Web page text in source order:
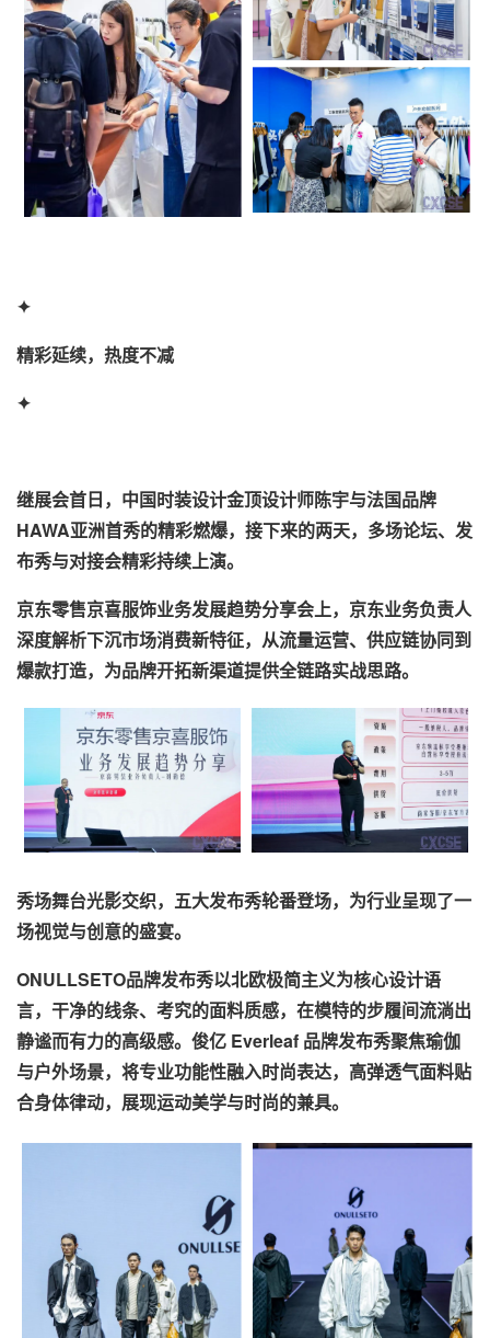
✦
精彩延续，热度不减
✦
继展会首日，中国时装设计金顶设计师陈宇与法国品牌
HAWA亚洲首秀的精彩燃爆，接下来的两天，多场论坛、发
布秀与对接会精彩持续上演。
京东零售京喜服饰业务发展趋势分享会上，京东业务负责人
深度解析下沉市场消费新特征，从流量运营、供应链协同到
爆款打造，为品牌开拓新渠道提供全链路实战思路。
秀场舞台光影交织，五大发布秀轮番登场，为行业呈现了一
场视觉与创意的盛宴。
ONULLSETO品牌发布秀以北欧极简主义为核心设计语
言，干净的线条、考究的面料质感，在模特的步履间流淌出
静谧而有力的高级感。俊亿 Everleaf 品牌发布秀聚焦瑜伽
与户外场景，将专业功能性融入时尚表达，高弹透气面料贴
合身体律动，展现运动美学与时尚的兼具。